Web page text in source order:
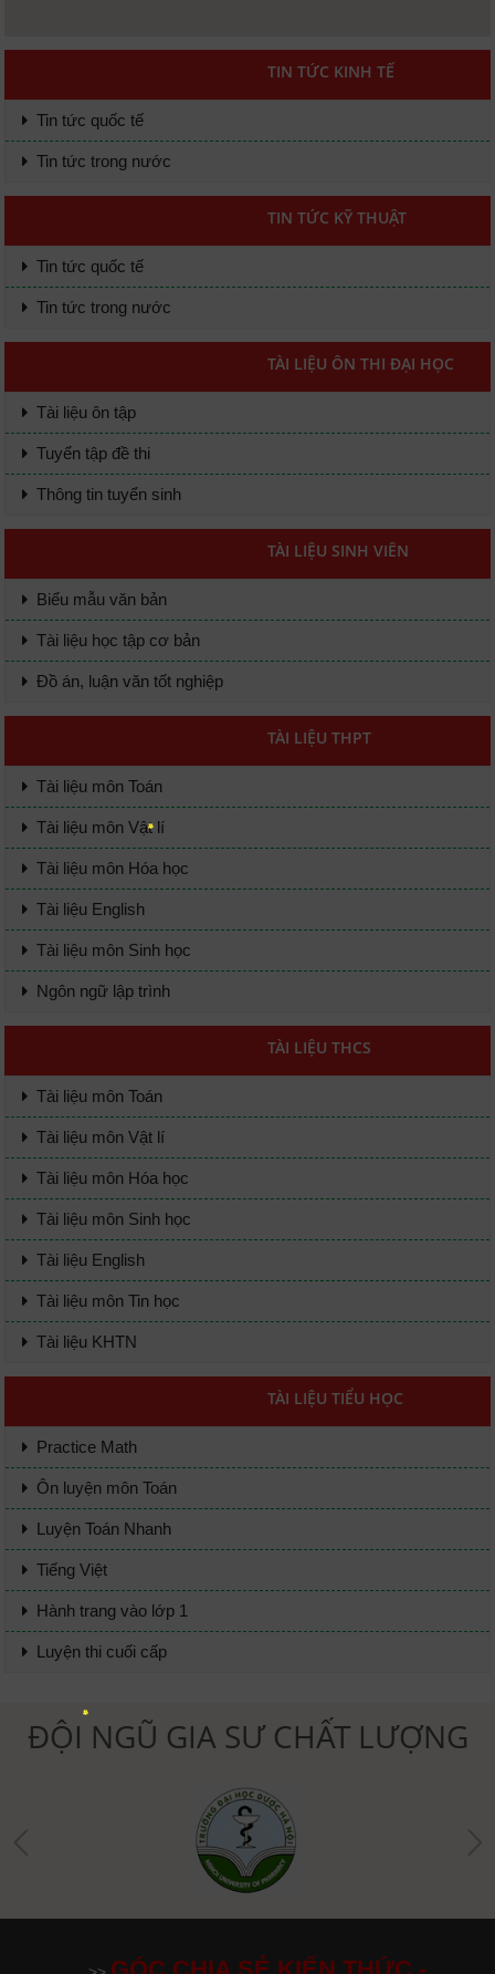
TIN TỨC KINH TẾ
Tin tức quốc tế
Tin tức trong nước
TIN TỨC KỸ THUẬT
Tin tức quốc tế
Tin tức trong nước
TÀI LIỆU ÔN THI ĐẠI HỌC
Tài liệu ôn tập
Tuyển tập đề thi
Thông tin tuyển sinh
TÀI LIỆU SINH VIÊN
Biểu mẫu văn bản
Tài liệu học tập cơ bản
Đồ án, luận văn tốt nghiệp
TÀI LIỆU THPT
Tài liệu môn Toán
Tài liệu môn Vật lí
Tài liệu môn Hóa học
Tài liệu English
Tài liệu môn Sinh học
Ngôn ngữ lập trình
TÀI LIỆU THCS
Tài liệu môn Toán
Tài liệu môn Vật lí
Tài liệu môn Hóa học
Tài liệu môn Sinh học
Tài liệu English
Tài liệu môn Tin học
Tài liệu KHTN
TÀI LIỆU TIỂU HỌC
Practice Math
Ôn luyện môn Toán
Luyện Toán Nhanh
Tiếng Việt
Hành trang vào lớp 1
Luyện thi cuối cấp
ĐỘI NGŨ GIA SƯ CHẤT LƯỢNG